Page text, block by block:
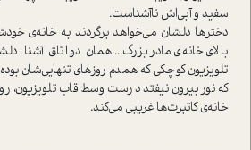
سفید و آبی‌اش ناآشنا‌ست.
دخترها دلشان می‌خواهد برگردند به خانه‌ی
بالای خانه‌ی مادربزرگ... همان دو اتاق آشنا.
تلویزیون کوچکی که همدم روزهای تنهایی‌شان
که نور بیرون نیفتد درست وسط قاب تلویزیون،
خانه‌ی کاتبرت‌ها غریبی می‌کند.